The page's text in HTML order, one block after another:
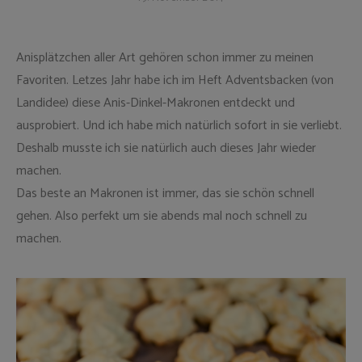
Anisplätzchen aller Art gehören schon immer zu meinen
Favoriten. Letzes Jahr habe ich im Heft Adventsbacken (von
Landidee) diese Anis-Dinkel-Makronen entdeckt und
ausprobiert. Und ich habe mich natürlich sofort in sie verliebt.
Deshalb musste ich sie natürlich auch dieses Jahr wieder
machen.
Das beste an Makronen ist immer, das sie schön schnell
gehen. Also perfekt um sie abends mal noch schnell zu
machen.